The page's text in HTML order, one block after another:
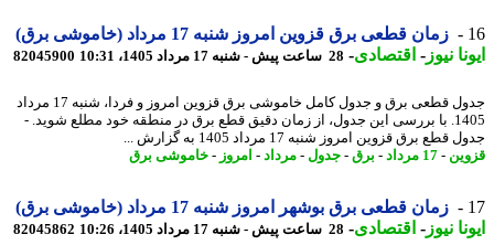
زمان قطعی برق قزوین امروز شنبه 17 مرداد (خاموشی برق)
نیوز-اقتصادی-28 ساعت پیش - شنبه 17 مرداد 1405، 10:31 82045900
جدول قطعی برق و جدول کامل خاموشی برق قزوین امروز و فردا، شنبه 17 مرداد
1405. با بررسی این جدول، از زمان دقیق قطع برق در منطقه خود مطلع شوید. -
برق قزوین امروز شنبه 17 مرداد 1405 به گزارش ...
-17 مرداد -برق - جدول-مرداد-امروز- خاموشی برق
زمان قطعی برق بوشهر امروز شنبه 17 مرداد (خاموشی برق)
نیوز-اقتصادی-28 ساعت پیش - شنبه 17 مرداد 1405، 10:26 82045862